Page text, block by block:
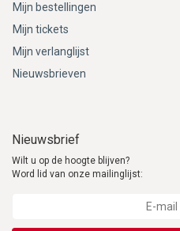
Mijn bestellingen
Mijn tickets
Mijn verlanglijst
Nieuwsbrieven
Nieuwsbrief
Wilt u op de hoogte blijven?
Word lid van onze mailinglijst: